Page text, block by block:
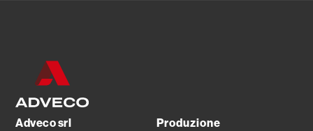
Adveco srl Produzione